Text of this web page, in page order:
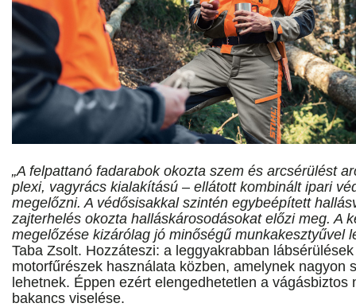
„A felpattanó fadarabok okozta szem és arcsérülést
plexi, vagyrács kialakítású – ellátott kombinált ipari
megelőzni. A védősisakkal szintén egybeépített
zajterhelés okozta halláskárosodásokat előzi meg. A
megelőzése kizárólag jó minőségű munkakesztyűvel
Taba Zsolt. Hozzáteszi: a leggyakrabban
motorfűrészek használata közben, amelynek nagyon
lehetnek. Éppen ezért elengedhetetlen a vágásbiztos
bakancs viselése.